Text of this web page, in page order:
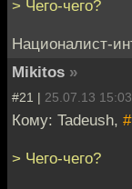
> Чего-чего?
Националист-
Mikitos »
#21 | 25.07.13 15:03
Кому: Tadeush,
> Чего-чего?